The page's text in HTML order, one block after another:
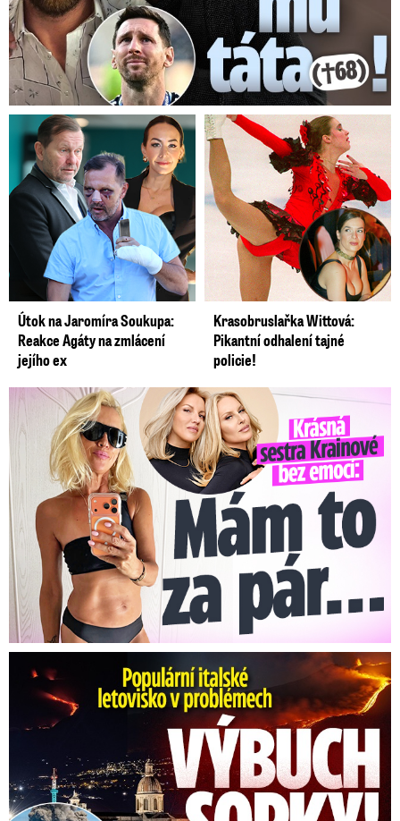
Útok na Jaromíra Soukupa:
Reakce Agáty na zmlácení
jejího ex
Krasobruslařka Wittová:
Pikantní odhalení tajné
policie!
Krásná sestra Krainové bez emocí: Mám to za pár…
Erupce sicilské sopky Etny: Ruší desítky letů